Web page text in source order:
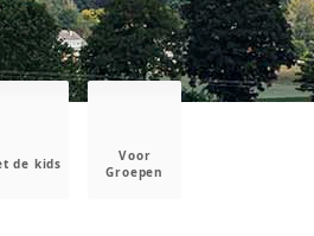
de kids
Voor
Groepen